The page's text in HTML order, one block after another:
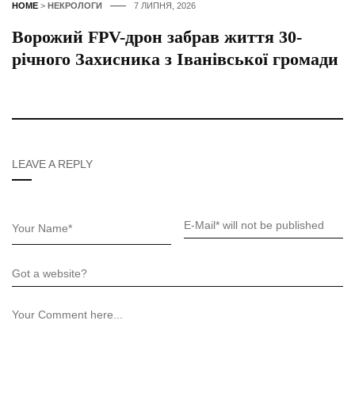
HOME > НЕКРОЛОГИ 7 ЛИПНЯ, 2026
Ворожий FPV-дрон забрав життя 30-
річного Захисника з Іванівської громади
LEAVE A REPLY